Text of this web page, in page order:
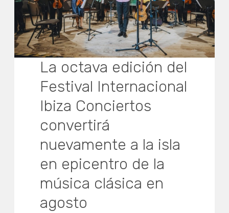
La octava edición del
Festival Internacional
Ibiza Conciertos
convertirá
nuevamente a la isla
en epicentro de la
música clásica en
agosto